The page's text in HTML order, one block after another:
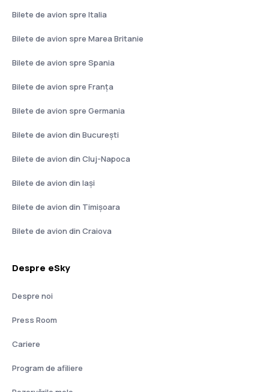
Bilete de avion spre Italia
Bilete de avion spre Marea Britanie
Bilete de avion spre Spania
Bilete de avion spre Franţa
Bilete de avion spre Germania
Bilete de avion din București
Bilete de avion din Cluj-Napoca
Bilete de avion din Iași
Bilete de avion din Timișoara
Bilete de avion din Craiova
Despre eSky
Despre noi
Press Room
Cariere
Program de afiliere